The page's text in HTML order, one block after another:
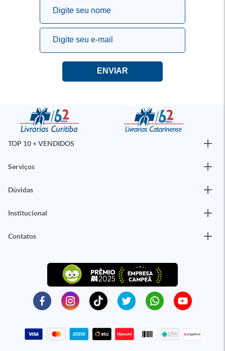
TOP 10 + VENDIDOS
Serviços
Dúvidas
Institucional
Contatos